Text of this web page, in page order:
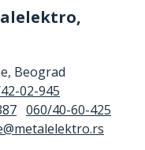
Beograd
02-945
060/40-60-425